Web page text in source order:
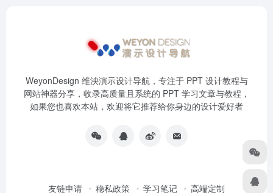
WeyonDesign 维泱演示设计导航，专注于 PPT 设计教程与
网站神器分享，收录高质量且系统的 PPT 学习文章与教程，
如果您也喜欢本站，欢迎将它推荐给你身边的设计爱好者
友链申请 稳私政策 学习笔记 高端定制